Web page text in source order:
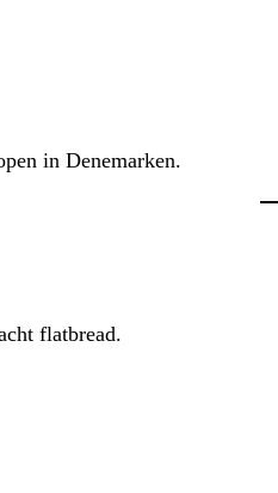
in Denemarken.
flatbread.